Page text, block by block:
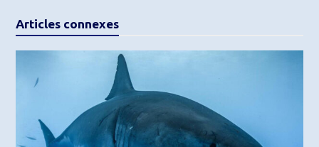
Articles connexes